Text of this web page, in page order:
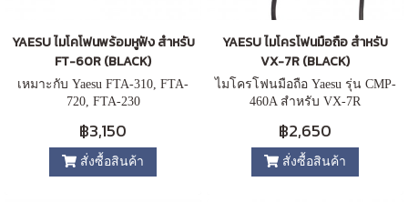
YAESU ไมโคโฟนพร้อมหูฟัง สำหรับ
FT-60R (BLACK)
เหมาะกับ Yaesu FTA-310, FTA-
720, FTA-230
฿3,150
สั่งซื้อสินค้า
YAESU ไมโครโฟนมือถือ สำหรับ
VX-7R (BLACK)
ไมโครโฟนมือถือ Yaesu รุ่น CMP-
460A สำหรับ VX-7R
฿2,650
สั่งซื้อสินค้า